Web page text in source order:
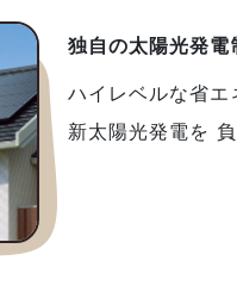
独自の太陽光発
ハイレベルな省
新太陽光発電を